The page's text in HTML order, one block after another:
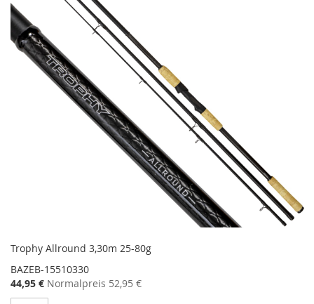
Trophy Allround 3,30m 25-80g
BAZEB-15510330
Sonderangebot
44,95 € Normalpreis 52,95 €